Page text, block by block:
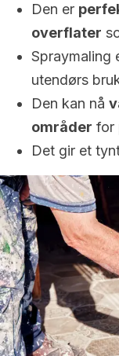
Den er
overflater
Spraymaling
utendørs
Den kan nå
områder for
Det gir et